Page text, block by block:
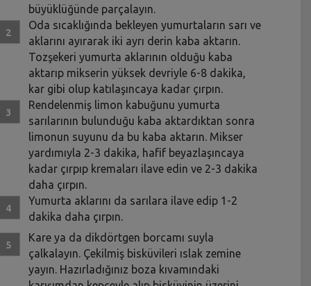
büyüklüğünde parçalayın.
Oda sıcaklığında bekleyen yumurtaların sarı ve
aklarını ayırarak iki ayrı derin kaba aktarın.
Tozşekeri yumurta aklarının olduğu kaba
aktarıp mikserin yüksek devriyle 6-8 dakika,
kar gibi olup katılaşıncaya kadar çırpın.
Rendelenmiş limon kabuğunu yumurta
sarılarının bulunduğu kaba aktardıktan sonra
limonun suyunu da bu kaba aktarın. Mikser
yardımıyla 2-3 dakika, hafif beyazlaşıncaya
kadar çırpıp kremaları ilave edin ve 2-3 dakika
daha çırpın.
Yumurta aklarını da sarılara ilave edip 1-2
dakika daha çırpın.
Kare ya da dikdörtgen borcamı suyla
çalkalayın. Çekilmiş bisküvileri ıslak zemine
yayın. Hazırladığınız boza kıvamındaki